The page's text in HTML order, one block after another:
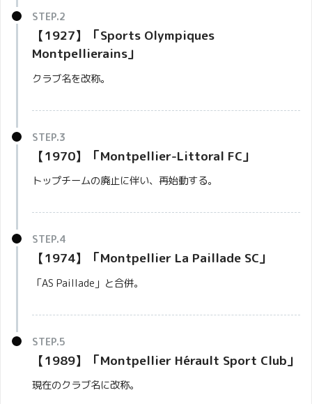
【1927】「Sports Olympiques
Montpellierains」
クラブ名を改称。
【1970】「Montpellier-Littoral FC」
トップチームの廃止に伴い、再始動する。
【1974】「Montpellier La Paillade SC」
「AS Paillade」と合併。
【1989】「Montpellier Hérault Sport Club」
現在のクラブ名に改称。